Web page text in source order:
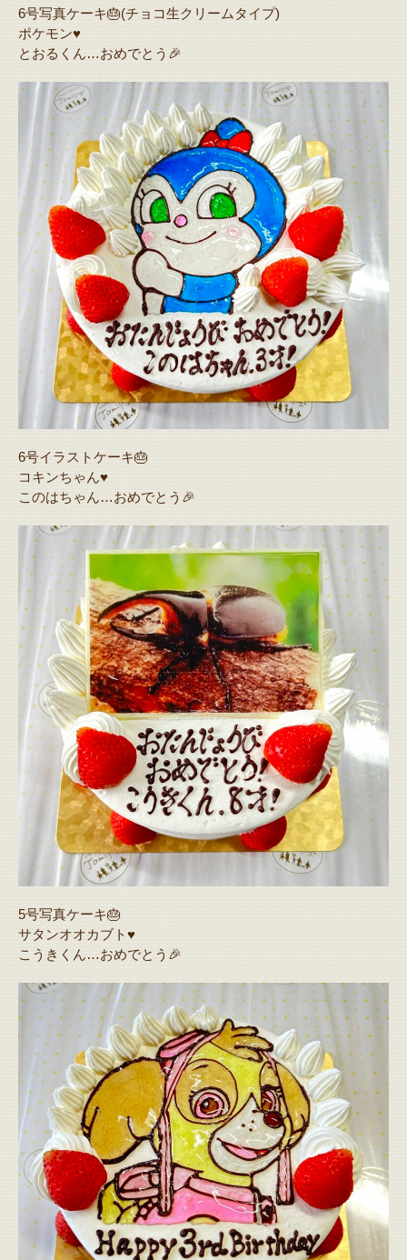
6号写真ケーキ🎂(チョコ生クリームタイプ)
ポケモン♥️
とおるくん…おめでとう🎉
6号イラストケーキ🎂
コキンちゃん♥️
このはちゃん…おめでとう🎉
5号写真ケーキ🎂
サタンオオカブト♥️
こうきくん…おめでとう🎉